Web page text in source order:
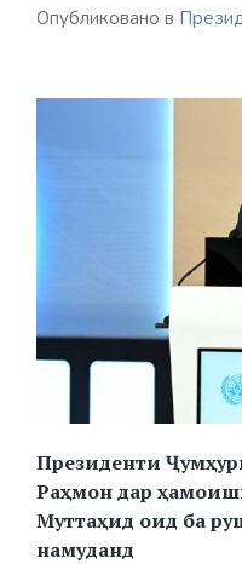
Опубликовано в
Президенти
Раҳмон дар
Муттаҳид оид ба
намуданд